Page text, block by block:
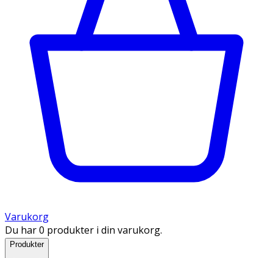
Varukorg
Du har 0 produkter i din varukorg.
Produkter